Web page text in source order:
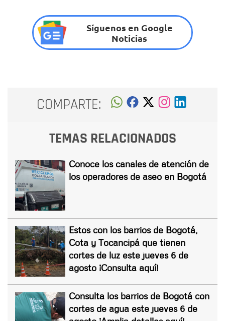
Síguenos en Google
Noticias
COMPARTE:
TEMAS RELACIONADOS
Conoce los canales de atención de
los operadores de aseo en Bogotá
Estos con los barrios de Bogotá,
Cota y Tocancipá que tienen
cortes de luz este jueves 6 de
agosto ¡Consulta aquí!
Consulta los barrios de Bogotá con
cortes de agua este jueves 6 de